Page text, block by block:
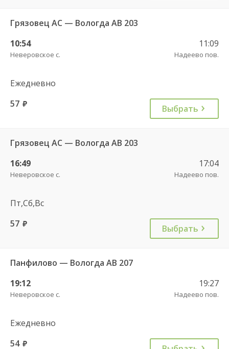
Грязовец АС — Вологда АВ 203
10:54
Неверовское с.
11:09
Надеево пов.
Ежедневно
57 руб. Выбрать
Грязовец АС — Вологда АВ 203
16:49
Неверовское с.
17:04
Надеево пов.
Пт,Сб,Вс
57 руб. Выбрать
Панфилово — Вологда АВ 207
19:12
Неверовское с.
19:27
Надеево пов.
Ежедневно
54 руб.